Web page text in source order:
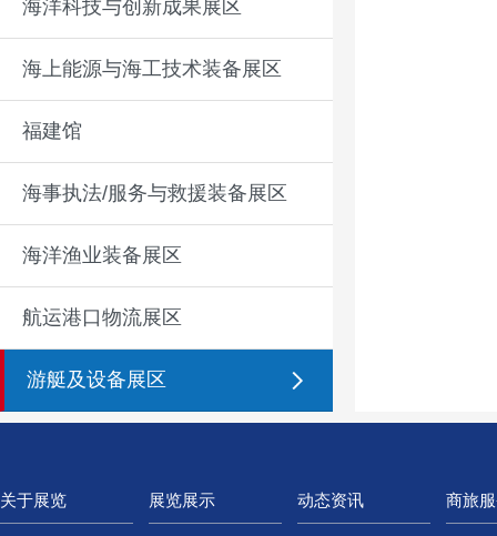
海洋科技与创新成果展区
海上能源与海工技术装备展区
福建馆
海事执法/服务与救援装备展区
海洋渔业装备展区
航运港口物流展区
游艇及设备展区
关于展览 展览展示 动态资讯 商旅